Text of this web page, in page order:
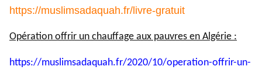
https://muslimsadaquah.fr/ livre-gratuit
Opération offrir un chauffage aux pauvres en Algérie :
https://muslimsadaquah.fr/2020/10/operation-offrir-un-